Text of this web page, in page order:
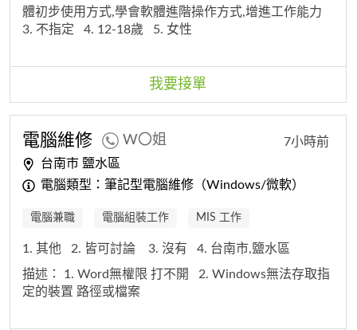
體初步使用方式,學會軟體進階操作方式,增進工作能力
3. 不指定
4. 12-18歲 5. 女性
我要接單
電腦維修 W〇姐
台南市 鹽水區
電腦類型：筆記型電腦維修（Windows/微軟）
7小時前
電腦兼職 電腦組裝工作 MIS 工作
1. 其他 2. 皆可討論 3. 沒有
4. 台南市,鹽水區
描述： 1. Word無權限 打不開
2. Windows無法存取指
定的裝置 路徑或檔案